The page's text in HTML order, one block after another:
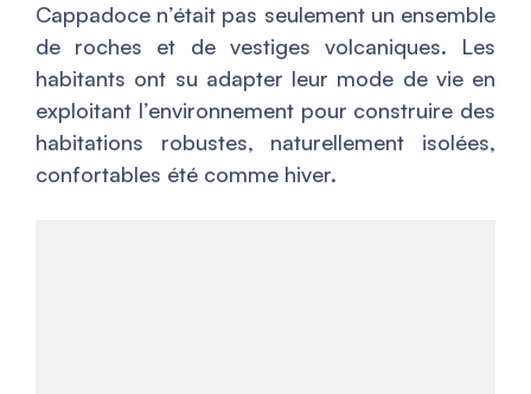
Cappadoce n’était pas seulement un ensemble
de roches et de vestiges volcaniques. Les
habitants ont su adapter leur mode de vie en
exploitant l’environnement pour construire des
habitations robustes, naturellement isolées,
confortables été comme hiver.